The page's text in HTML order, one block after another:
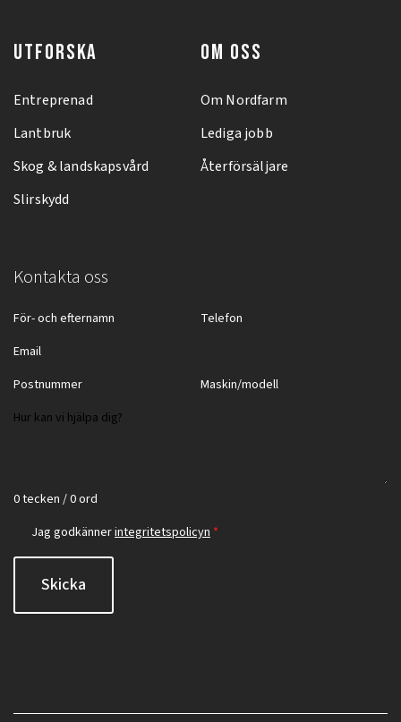
UTFORSKA
Entreprenad
Lantbruk
Skog & landskapsvård
Slirskydd
OM OSS
Om Nordfarm
Lediga jobb
Återförsäljare
Kontakta oss
0 tecken / 0 ord
Jag godkännerintegritetspolicyn *
Skicka